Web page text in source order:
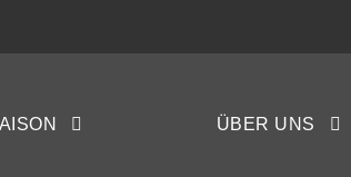
ÜBER UNS
in die